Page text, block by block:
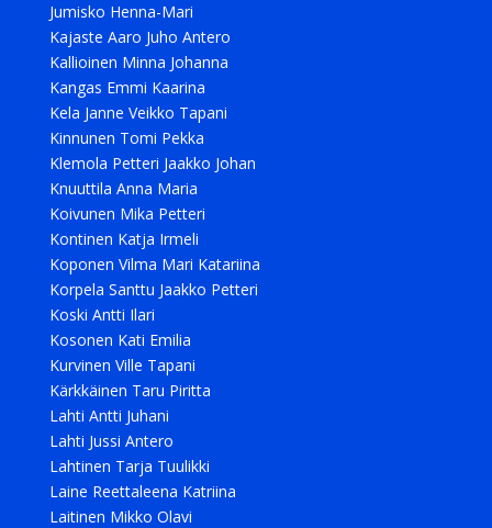
Jumisko Henna-Mari
Kajaste Aaro Juho Antero
Kallioinen Minna Johanna
Kangas Emmi Kaarina
Kela Janne Veikko Tapani
Kinnunen Tomi Pekka
Klemola Petteri Jaakko Johan
Knuuttila Anna Maria
Koivunen Mika Petteri
Kontinen Katja Irmeli
Koponen Vilma Mari Katariina
Korpela Santtu Jaakko Petteri
Koski Antti Ilari
Kosonen Kati Emilia
Kurvinen Ville Tapani
Kärkkäinen Taru Piritta
Lahti Antti Juhani
Lahti Jussi Antero
Lahtinen Tarja Tuulikki
Laine Reettaleena Katriina
Laitinen Mikko Olavi